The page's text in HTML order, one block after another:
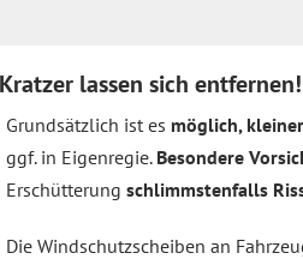
lassen sich entfernen!
Grundsätzlich ist es möglich,
ggf. in Eigenregie. Besondere
Erschütterung schlimmstenfalls
Die Windschutzscheiben an